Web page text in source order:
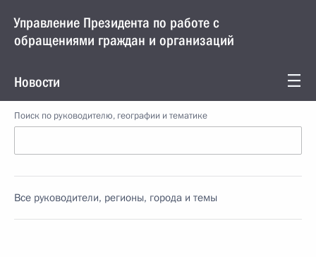
Управление Президента по работе с
обращениями граждан и организаций
Новости
Поиск по руководителю, географии и тематике
Все руководители, регионы, города и темы